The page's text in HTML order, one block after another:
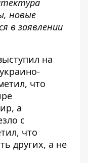
новые
в заявлении
на
что
а
с
что
других, а не